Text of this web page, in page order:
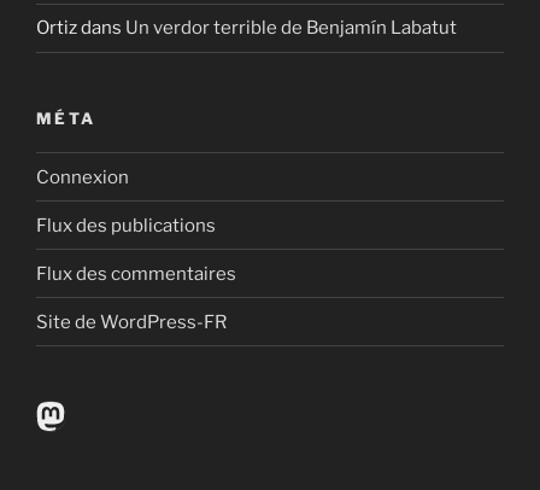
Ortizdans Un verdor terrible de Benjamín Labatut
MÉTA
Connexion
Flux des publications
Flux des commentaires
Site de WordPress-FR
Mastodon